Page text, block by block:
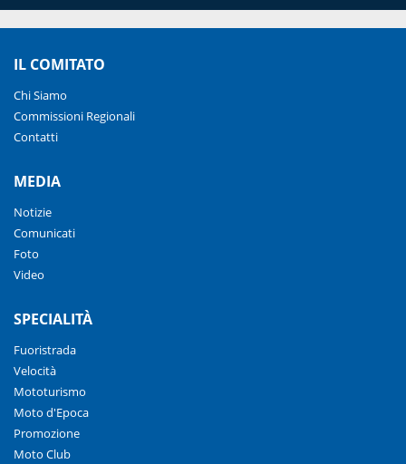
IL COMITATO
Chi Siamo
Commissioni Regionali
Contatti
MEDIA
Notizie
Comunicati
Foto
Video
SPECIALITÀ
Fuoristrada
Velocità
Mototurismo
Moto d'Epoca
Promozione
Moto Club